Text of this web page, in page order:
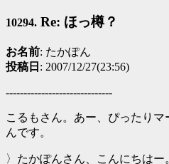
10294. Re: ほっ樽？
お名前: たかぽん
投稿日 : 2007/12/27(23:56)
------------------------------
こるもさん。あー、ぴったり
んです。
〉たかぽんさん、こんにちはー